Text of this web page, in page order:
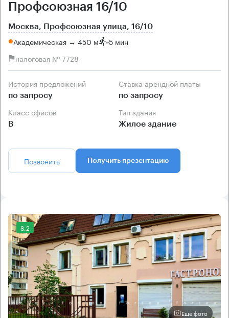
Профсоюзная 16/10
Москва, Профсоюзная улица, 16/10
Академическая → 450 м ~5 мин
налоговая № 7728
История предложений
по запросу
Ставка арендной платы
по запросу
Класс офисов
B
Тип здания
Жилое здание
Позвонить Получить презентацию
8.2
Еще фото